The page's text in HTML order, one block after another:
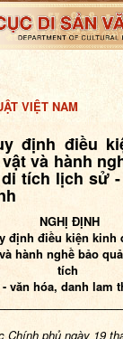
VIỆT NAM
định điều
và hành
tích lịch sử
NGHỊ ĐỊNH
định điều kiện kinh
hành nghề bảo
tích
văn hóa, danh lam
Chính phủ ngày 19